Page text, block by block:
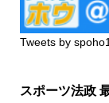
Tweets by
スポーツ法政